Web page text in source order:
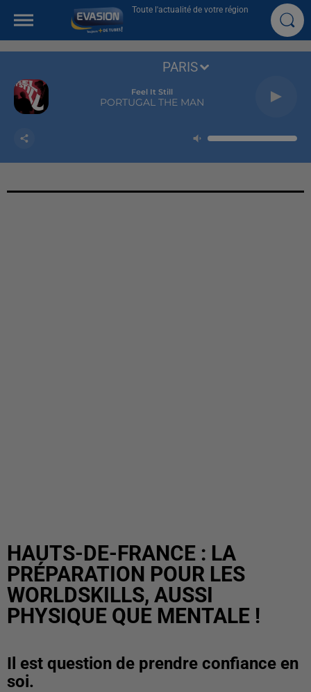
Toute l'actualité de votre région
Feel It Still
PORTUGAL THE MAN
PARIS
HAUTS-DE-FRANCE : LA
PRÉPARATION POUR LES
WORLDSKILLS, AUSSI
PHYSIQUE QUE MENTALE !
Il est question de prendre confiance en
soi.